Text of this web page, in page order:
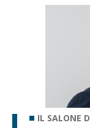
IL SALONE